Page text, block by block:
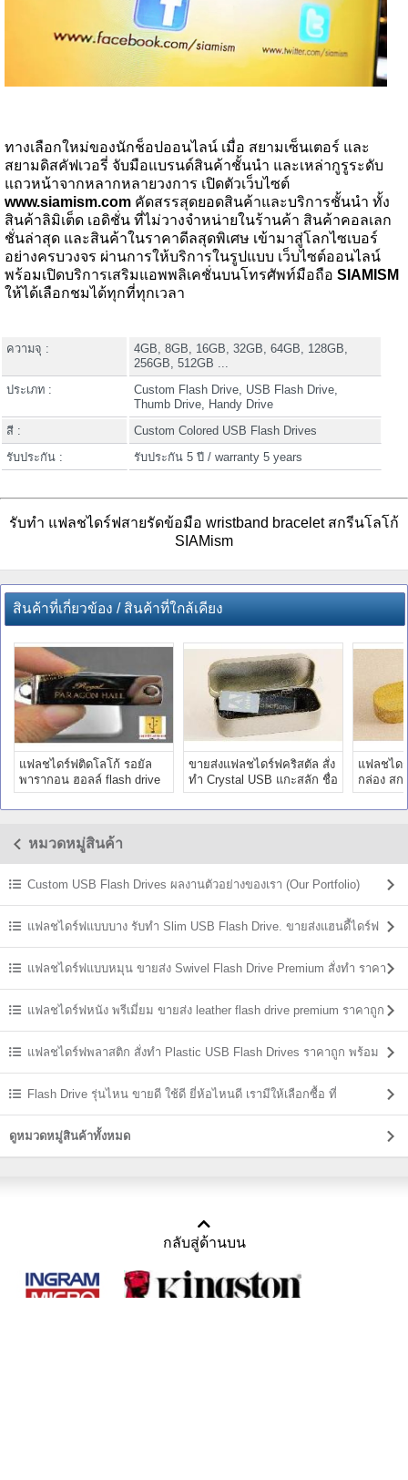
ทางเลือกใหม่ของนักช็อปออนไลน์ เมื่อ สยามเซ็นเตอร์ และ
สยามดิสคัฟเวอรี่ จับมือแบรนด์สินค้าชั้นนำ และเหล่ากูรูระดับ
แถวหน้าจากหลากหลายวงการ เปิดตัวเว็บไซต์
www.siamism.com คัดสรรสุดยอดสินค้าและบริการชั้นนำ ทั้ง
สินค้าลิมิเต็ด เอดิชั่น ที่ไม่วางจำหน่ายในร้านค้า สินค้าคอลเลก
ชั่นล่าสุด และสินค้าในราคาดีลสุดพิเศษ เข้ามาสู่โลกไซเบอร์
อย่างครบวงจร ผ่านการให้บริการในรูปแบบ เว็บไซต์ออนไลน์
พร้อมเปิดบริการเสริมแอพพลิเคชั่นบนโทรศัพท์มือถือ SIAMISM
ให้ได้เลือกชมได้ทุกที่ทุกเวลา
ความจุ :
4GB, 8GB, 16GB, 32GB, 64GB, 128GB,
256GB, 512GB ...
ประเภท :
Custom Flash Drive, USB Flash Drive,
Thumb Drive, Handy Drive
สี :
Custom Colored USB Flash Drives
รับประกัน :
รับประกัน 5 ปี / warranty 5 years
รับทำ แฟลชไดร์ฟสายรัดข้อมือ wristband bracelet สกรีนโลโก้
SIAMism
สินค้าที่เกี่ยวข้อง / สินค้าที่ใกล้เคียง
แฟลชไดร์ฟติดโลโก้ รอยัล
พารากอน ฮอลล์ flash drive
โลหะ สลักชื่อ ราคาถูก
ขายส่งแฟลชไดร์ฟคริสตัล สั่ง
ทำ Crystal USB แกะสลัก ชื่อ
บริษัท เอซอฟท์วัน
แฟลชได
กล่อง สก
อเดอร์ลู
หมวดหมู่สินค้า
Custom USB Flash Drives ผลงานตัวอย่างของเรา (Our Portfolio)
แฟลชไดร์ฟแบบบาง รับทำ Slim USB Flash Drive. ขายส่งแฮนดี้ไดร์ฟ
ราคาถูกแฟลชไดร์ฟแบบหมุน ขายส่ง Swivel Flash Drive Premium สั่งทำ ราคา
ถูก แฟลชไดร์ฟหนัง พรีเมี่ยม ขายส่ง leather flash drive premium ราคาถูก
แฟลชไดร์ฟพลาสติก สั่งทำ Plastic USB Flash Drives ราคาถูก พร้อม
สกรีนFlash Drive รุ่นไหน ขายดี ใช้ดี ยี่ห้อไหนดี เรามีให้เลือกซื้อ ที่
USBThailand
ดูหมวดหมู่สินค้าทั้งหมด
กลับสู่ด้านบน